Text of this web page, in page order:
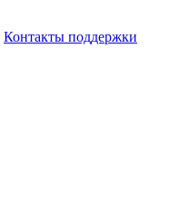
Контакты поддержки